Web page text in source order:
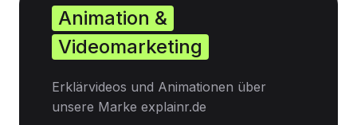
Animation &
Videomarketing
Erklärvideos und Animationen über
unsere Marke explainr.de